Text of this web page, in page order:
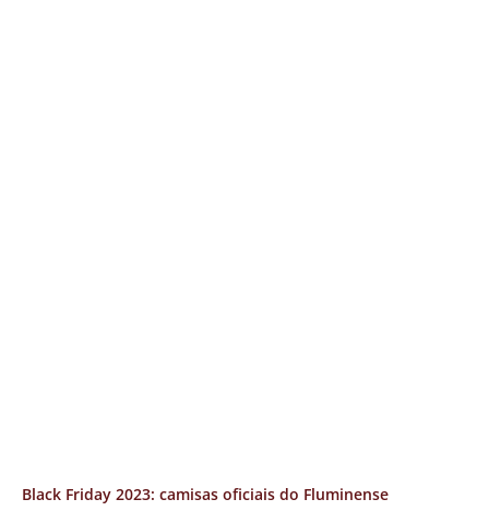
Black Friday 2023: camisas oficiais do Fluminense